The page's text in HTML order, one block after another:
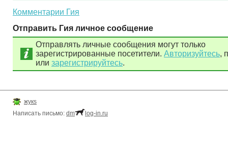
Комментарии Гия
Отправить Гия личное сообщение
Отправлять личные сообщения могут только
зарегистрированные посетители. Авторизуйтесь,
или зарегистрируйтесь.
жукs
Написать письмо: dm log-in.ru